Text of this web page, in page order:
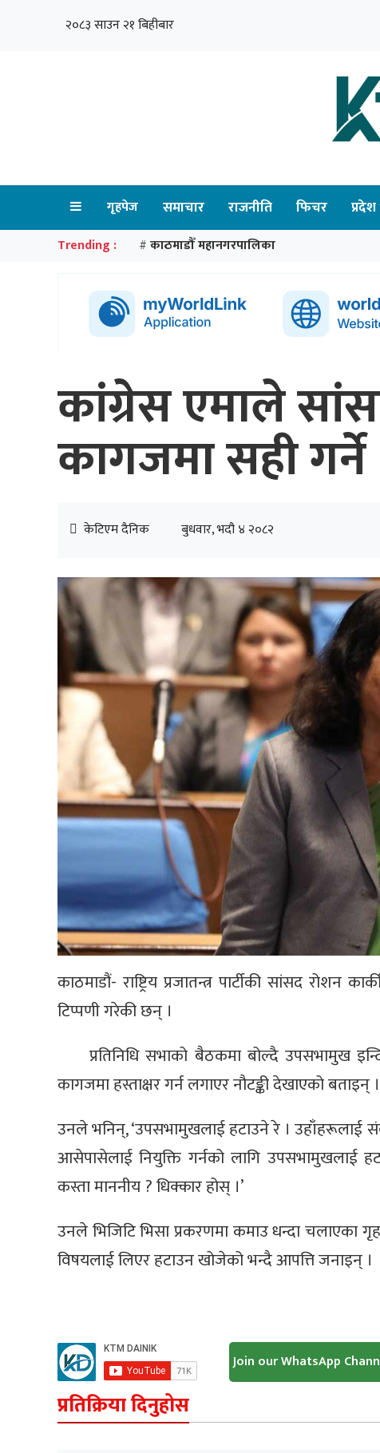
२०८३ साउन २१ बिहीबार
गृहपेज समाचार राजनीति फिचर प्रदेश
Trending : # काठमाडौँ महानगरपालिका
कांग्रेस एमाले
कागजमा सही
केटिएम दैनिक बुधवार, भदौ ४ २०८२
काठमाडौं- राष्ट्रिय प्रजातन्त्र पार्टीकी सांसद रोशन
टिप्पणी गरेकी छन् ।
प्रतिनिधि सभाको बैठकमा बोल्दै उपसभामुख
कागजमा हस्ताक्षर गर्न लगाएर नौटङ्की देखाएको बताइन् ।
उनले भनिन्, ‘उपसभामुखलाई हटाउने रे । उहाँहरूलाई
आसेपासेलाई नियुक्ति गर्नको लागि उपसभामुखलाई
कस्ता माननीय ? धिक्कार होस् ।’
उनले भिजिटि भिसा प्रकरणमा कमाउ धन्दा चलाएका
विषयलाई लिएर हटाउन खोजेको भन्दै आपत्ति जनाइन् ।
Join our WhatsApp
प्रतिक्रिया दिनुहोस